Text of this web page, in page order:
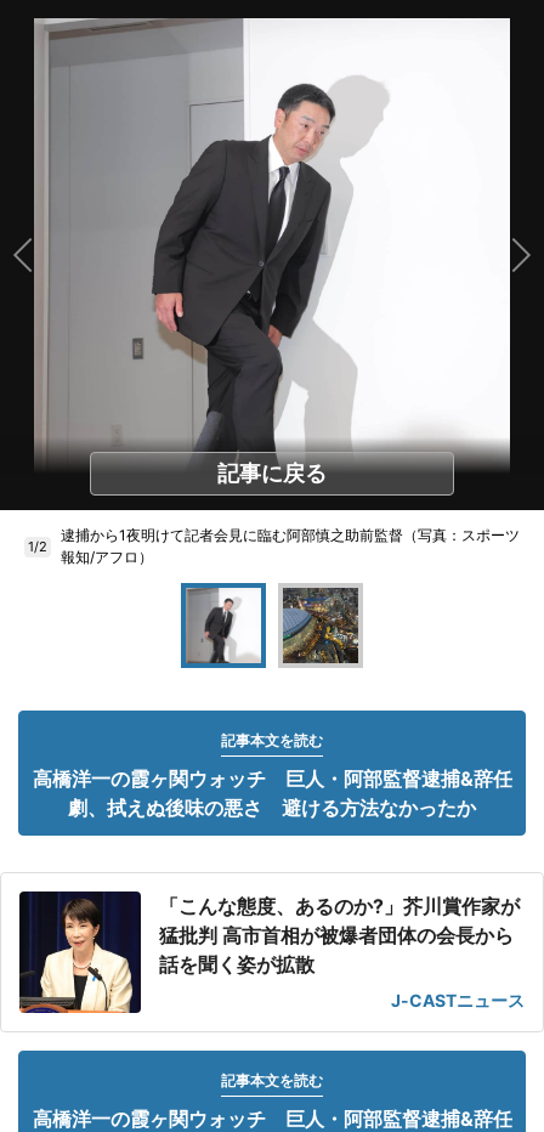
記事に戻る
1/2
逮捕から1夜明けて記者会見に臨む阿部慎之助前監督（写真：スポーツ
報知/アフロ）
記事本文を読む
高橋洋一の霞ヶ関ウォッチ 巨人・阿部監督逮捕&辞任
劇、拭えぬ後味の悪さ 避ける方法なかったか
「こんな態度、あるのか?」芥川賞作家が
猛批判 高市首相が被爆者団体の会長から
話を聞く姿が拡散
J-CASTニュース
記事本文を読む
高橋洋一の霞ヶ関ウォッチ 巨人・阿部監督逮捕&辞任